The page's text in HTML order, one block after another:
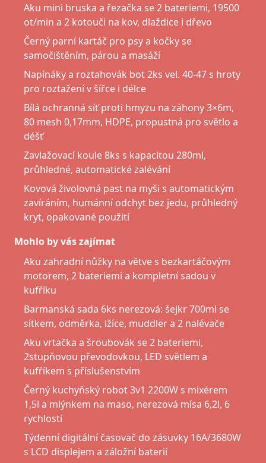
Aku mini bruska a řezačka se 2 bateriemi, 19500
ot/min a 2 kotouči na kov, dlaždice i dřevo
Černý parní kartáč pro psy a kočky se
samočištěním, párou a masáží
Napínáky a roztahovák bot 2ks vel. 40-47 s hroty
pro roztažení v šířce i délce
Bílá ochranná síť proti hmyzu na záhony 3×6m,
80 mesh 0,17mm, HDPE, propustná pro světlo a
déšť
Zavlažovací koule 8ks s kapacitou 280ml,
průhledné, automatické zalévání
Kovová živolovná past na myši s automatickým
zavíráním, humánní odchyt bez jedu, průhledný
kryt, opakované použití
Mohlo by vás zajímat
Aku zahradní nůžky na větve s bezkartáčovým
motorem, 2 bateriemi a kompletní sadou v
kufříku
Barmanská sada 6ks nerezová: šejkr 700ml se
sítkem, odměrka, lžíce, muddler a 2 nalévače
Aku vrtačka a šroubovák se 2 bateriemi,
2stupňovou převodovkou, LED světlem a
kufříkem s příslušenstvím
Černý kuchyňský robot 3v1 2200W s mixérem
1,5l a mlýnkem na maso, nerezová mísa 6,2l, 6
rychlostí
Týdenní digitální časovač do zásuvky 16A/3680W
s LCD displejem a záložní baterií